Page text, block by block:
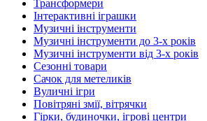
Трансформери
Інтерактивні іграшки
Музичні інструменти
Музичні інструменти до 3-х років
Музичні інструменти від 3-х років
Сезонні товари
Сачок для метеликів
Вуличні ігри
Повітряні змії, вітрячки
Гірки, будиночки, ігрові центри